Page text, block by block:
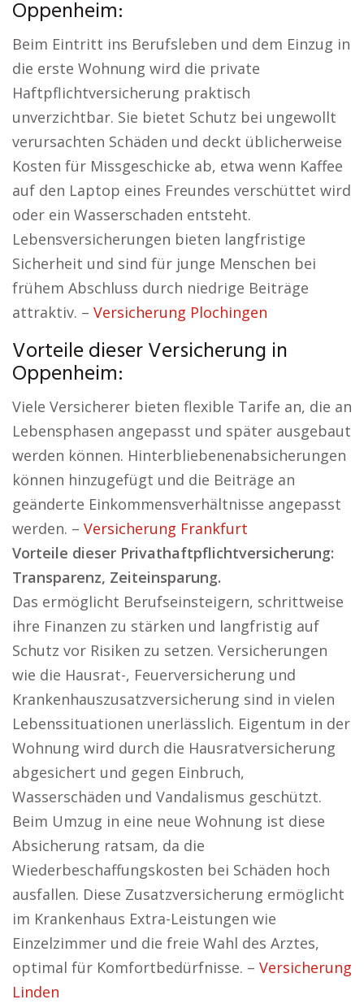
Oppenheim:
Beim Eintritt ins Berufsleben und dem Einzug in
die erste Wohnung wird die private
Haftpflichtversicherung praktisch
unverzichtbar. Sie bietet Schutz bei ungewollt
verursachten Schäden und deckt üblicherweise
Kosten für Missgeschicke ab, etwa wenn Kaffee
auf den Laptop eines Freundes verschüttet wird
oder ein Wasserschaden entsteht.
Lebensversicherungen bieten langfristige
Sicherheit und sind für junge Menschen bei
frühem Abschluss durch niedrige Beiträge
attraktiv. – Versicherung Plochingen
Vorteile dieser Versicherung in
Oppenheim:
Viele Versicherer bieten flexible Tarife an, die an
Lebensphasen angepasst und später ausgebaut
werden können. Hinterbliebenenabsicherungen
können hinzugefügt und die Beiträge an
geänderte Einkommensverhältnisse angepasst
werden. – Versicherung Frankfurt
Vorteile dieser Privathaftpflichtversicherung:
Transparenz, Zeiteinsparung.
Das ermöglicht Berufseinsteigern, schrittweise
ihre Finanzen zu stärken und langfristig auf
Schutz vor Risiken zu setzen. Versicherungen
wie die Hausrat-, Feuerversicherung und
Krankenhauszusatzversicherung sind in vielen
Lebenssituationen unerlässlich. Eigentum in der
Wohnung wird durch die Hausratversicherung
abgesichert und gegen Einbruch,
Wasserschäden und Vandalismus geschützt.
Beim Umzug in eine neue Wohnung ist diese
Absicherung ratsam, da die
Wiederbeschaffungskosten bei Schäden hoch
ausfallen. Diese Zusatzversicherung ermöglicht
im Krankenhaus Extra-Leistungen wie
Einzelzimmer und die freie Wahl des Arztes,
optimal für Komfortbedürfnisse. – Versicherung
Linden